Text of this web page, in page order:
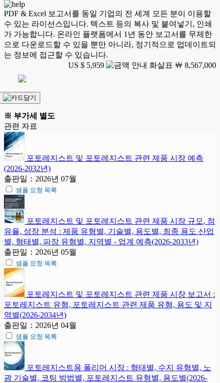
PDF & Excel 보고서를 동일 기업의 전 세계 모든 분이 이용할
수 있는 라이선스입니다. 텍스트 등의 복사 및 붙여넣기, 인쇄
가 가능합니다. 온라인 플랫폼에서 1년 동안 보고서를 무제한
으로 다운로드할 수 있을 뿐만 아니라, 정기적으로 업데이트되
는 정보에 접근할 수 있습니다.
US $ 5,959
￦ 8,567,000
※ 부가세 별도
관련 자료
포토레지스트 및 포토레지스트 관련 제품 시장 예측
(2026-2032년)
출판일：2026년 07월
샘플 요청 목록
포토레지스트 및 포토레지스트 관련 제품 시장 규모, 점
유율, 성장 분석 : 제품 유형별, 기술별, 용도별, 최종 용도 산업
별, 형태별, 파장 유형별, 지역별 - 업계 예측(2026-2033년)
출판일：2026년 05월
샘플 요청 목록
포토레지스트 및 포토레지스트 관련 제품 시장 보고서 :
포토레지스트 유형, 포토레지스트 관련 제품 유형, 용도 및 지
역별(2026-2034년)
출판일：2026년 04월
샘플 요청 목록
포토레지스트용 폴리머 시장 : 형태별, 수지 유형별, 노
광 기술별, 코팅 방법별, 포토레지스트 유형별, 용도별(2026-